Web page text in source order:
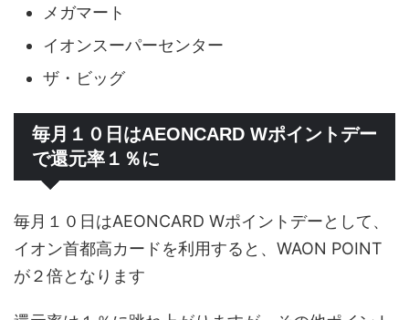
メガマート
イオンスーパーセンター
ザ・ビッグ
毎月１０日はAEONCARD Wポイントデー
で還元率１％に
毎月１０日はAEONCARD Wポイントデーとして、
イオン首都高カードを利用すると、WAON POINT
が２倍となります